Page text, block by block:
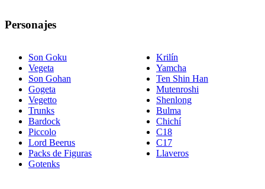
Personajes
Son Goku
Vegeta
Son Gohan
Gogeta
Vegetto
Trunks
Bardock
Piccolo
Lord Beerus
Packs de Figuras
Gotenks
Krilín
Yamcha
Ten Shin Han
Mutenroshi
Shenlong
Bulma
Chichí
C18
C17
Llaveros